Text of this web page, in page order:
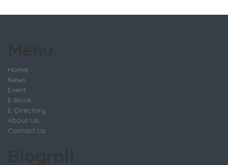
Home
News
Event
E-Book
E-Directory
About Us
Contact Us